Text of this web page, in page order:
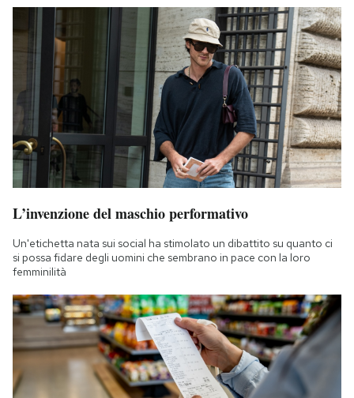
L’invenzione del maschio performativo
Un'etichetta nata sui social ha stimolato un dibattito su quanto ci
si possa fidare degli uomini che sembrano in pace con la loro
femminilità